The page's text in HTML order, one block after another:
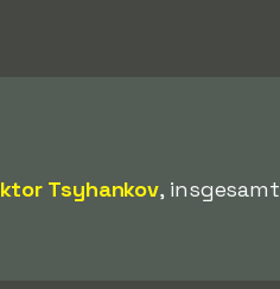
Tsyhankov, insgesamt